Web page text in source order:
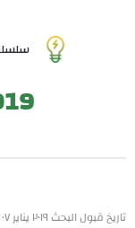
2019 /
تاريخ قبول البحث ٢٠١٩ يناير ٠٧